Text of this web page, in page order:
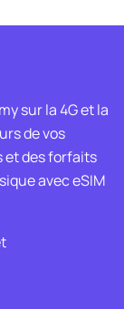
sur la 4G et la
de vos
et des forfaits
avec eSIM